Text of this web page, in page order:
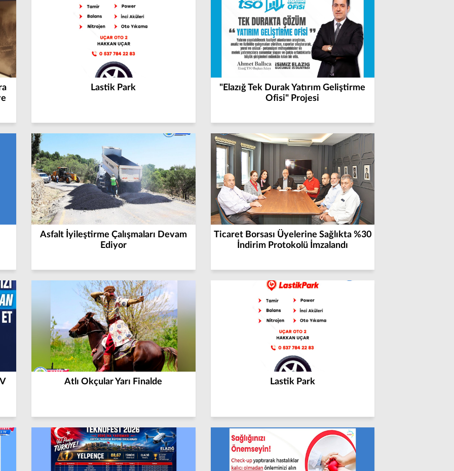
Lastik Park
"Elazığ Tek Durak Yatırım Geliştirme
Ofisi" Projesi
Asfalt İyileştirme Çalışmaları Devam
Ediyor
Ticaret Borsası Üyelerine Sağlıkta %30
İndirim Protokolü İmzalandı
Atlı Okçular Yarı Finalde Lastik Park